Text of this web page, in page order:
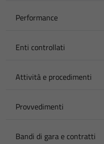
Performance
Enti controllati
Attività e procedimenti
Provvedimenti
Bandi di gara e contratti